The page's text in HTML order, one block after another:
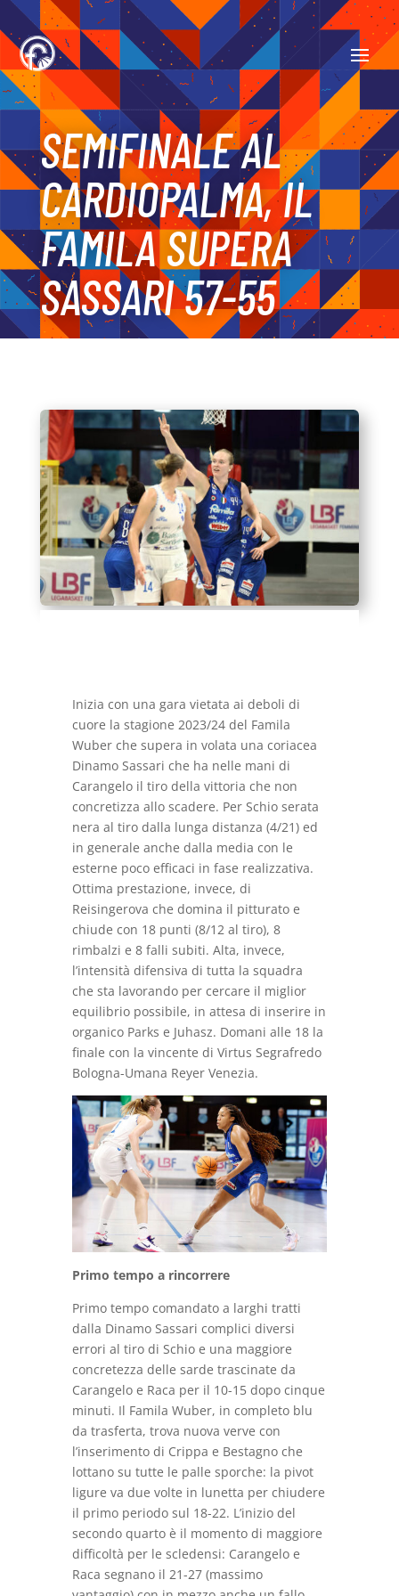
SEMIFINALE AL
CARDIOPALMA, IL
FAMILA SUPERA
SASSARI 57-55
Inizia con una gara vietata ai deboli di
cuore la stagione 2023/24 del Famila
Wuber che supera in volata una coriacea
Dinamo Sassari che ha nelle mani di
Carangelo il tiro della vittoria che non
concretizza allo scadere. Per Schio serata
nera al tiro dalla lunga distanza (4/21) ed
in generale anche dalla media con le
esterne poco efficaci in fase realizzativa.
Ottima prestazione, invece, di
Reisingerova che domina il pitturato e
chiude con 18 punti (8/12 al tiro), 8
rimbalzi e 8 falli subiti. Alta, invece,
l’intensità difensiva di tutta la squadra
che sta lavorando per cercare il miglior
equilibrio possibile, in attesa di inserire in
organico Parks e Juhasz. Domani alle 18 la
finale con la vincente di Virtus Segrafredo
Bologna-Umana Reyer Venezia.
Primo tempo a rincorrere
Primo tempo comandato a larghi tratti
dalla Dinamo Sassari complici diversi
errori al tiro di Schio e una maggiore
concretezza delle sarde trascinate da
Carangelo e Raca per il 10-15 dopo cinque
minuti. Il Famila Wuber, in completo blu
da trasferta, trova nuova verve con
l’inserimento di Crippa e Bestagno che
lottano su tutte le palle sporche: la pivot
ligure va due volte in lunetta per chiudere
il primo periodo sul 18-22. L’inizio del
secondo quarto è il momento di maggiore
difficoltà per le scledensi: Carangelo e
Raca segnano il 21-27 (massimo